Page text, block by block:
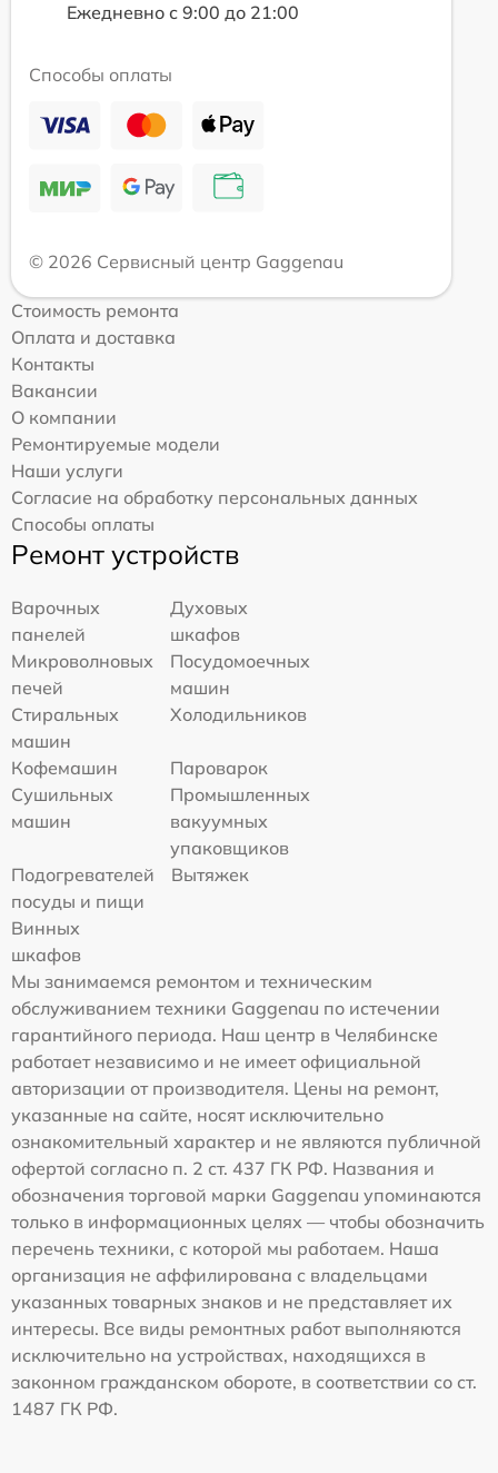
Ежедневно с 9:00 до 21:00
Способы оплаты
© 2026 Сервисный центр Gaggenau
Стоимость ремонта
Оплата и доставка
Контакты
Вакансии
О компании
Ремонтируемые модели
Наши услуги
Согласие на обработку персональных данных
Способы оплаты
Ремонт устройств
Варочных
панелей
Духовых
шкафов
Микроволновых
печей
Посудомоечных
машин
Стиральных
машин
Холодильников
Кофемашин
Пароварок
Сушильных
машин
Промышленных
вакуумных
упаковщиков
Подогревателей
посуды и пищи
Вытяжек
Винных
шкафов
Мы занимаемся ремонтом и техническим
обслуживанием техники Gaggenau по истечении
гарантийного периода. Наш центр в Челябинске
работает независимо и не имеет официальной
авторизации от производителя. Цены на ремонт,
указанные на сайте, носят исключительно
ознакомительный характер и не являются публичной
офертой согласно п. 2 ст. 437 ГК РФ. Названия и
обозначения торговой марки Gaggenau упоминаются
только в информационных целях — чтобы обозначить
перечень техники, с которой мы работаем. Наша
организация не аффилирована с владельцами
указанных товарных знаков и не представляет их
интересы. Все виды ремонтных работ выполняются
исключительно на устройствах, находящихся в
законном гражданском обороте, в соответствии со ст.
1487 ГК РФ.